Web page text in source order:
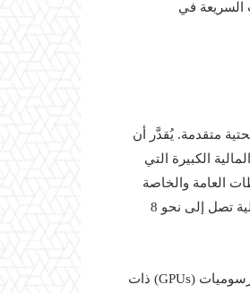
السريعة في
متقدمة. يُقدَّر أن
إلى العواقب المالية الكبيرة التي
العامة والخاصة
في مجال الذكاء الاصطناعي إلى حوالي 100 جيجاوات، مما يعني تعريض السوق لمخاطر مالية تصل إلى نحو 8
تتأثر عمليات هذه المراكز بالإعدادات التقنية، بالاعتماد بشكل رئيسي على وحدات معالجة الرسوميات (GPUs) ذات